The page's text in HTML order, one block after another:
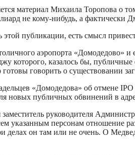
материал Михаила Торопова о
не кому-нибудь, а фактически
публикации, есть смысл
аэропорта
которого, казалось бы,
говорить о существовании
«Домодедова» об отмене
новых публичных обвинений в
заместитель руководителя
указанным персонам отношение
делах он там или не очень. О